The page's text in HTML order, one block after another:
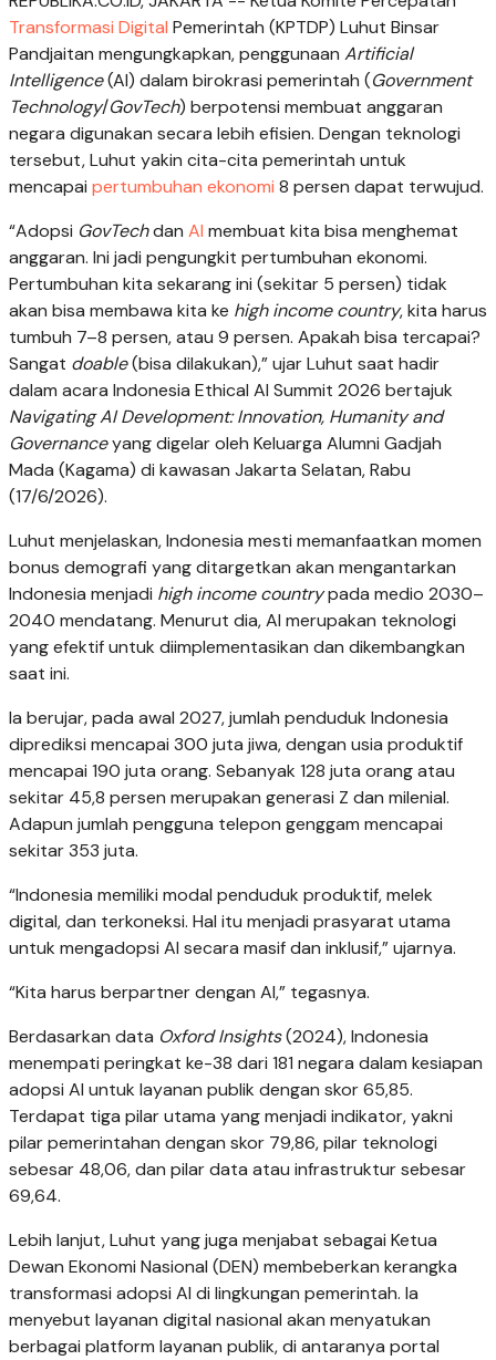
Transformasi Digital Pemerintah (KPTDP) Luhut Binsar
Pandjaitan mengungkapkan, penggunaan Artificial
Intelligence(AI) dalam birokrasi pemerintah (Government
Technology/GovTech) berpotensi membuat anggaran
negara digunakan secara lebih efisien. Dengan teknologi
tersebut, Luhut yakin cita-cita pemerintah untuk
mencapai pertumbuhan ekonomi 8 persen dapat terwujud.
“Adopsi GovTechdan AI membuat kita bisa menghemat
anggaran. Ini jadi pengungkit pertumbuhan ekonomi.
Pertumbuhan kita sekarang ini (sekitar 5 persen) tidak
akan bisa membawa kita ke high income country, kita harus
tumbuh 7–8 persen, atau 9 persen. Apakah bisa tercapai?
Sangat doable(bisa dilakukan),” ujar Luhut saat hadir
dalam acara Indonesia Ethical AI Summit 2026 bertajuk
Navigating AI Development: Innovation, Humanity and
Governanceyang digelar oleh Keluarga Alumni Gadjah
Mada (Kagama) di kawasan Jakarta Selatan, Rabu
(17/6/2026).
Luhut menjelaskan, Indonesia mesti memanfaatkan momen
bonus demografi yang ditargetkan akan mengantarkan
Indonesia menjadi high income countrypada medio 2030–
2040 mendatang. Menurut dia, AI merupakan teknologi
yang efektif untuk diimplementasikan dan dikembangkan
saat ini.
Ia berujar, pada awal 2027, jumlah penduduk Indonesia
diprediksi mencapai 300 juta jiwa, dengan usia produktif
mencapai 190 juta orang. Sebanyak 128 juta orang atau
sekitar 45,8 persen merupakan generasi Z dan milenial.
Adapun jumlah pengguna telepon genggam mencapai
sekitar 353 juta.
“Indonesia memiliki modal penduduk produktif, melek
digital, dan terkoneksi. Hal itu menjadi prasyarat utama
untuk mengadopsi AI secara masif dan inklusif,” ujarnya.
“Kita harus berpartner dengan AI,” tegasnya.
Berdasarkan data Oxford Insights(2024), Indonesia
menempati peringkat ke-38 dari 181 negara dalam kesiapan
adopsi AI untuk layanan publik dengan skor 65,85.
Terdapat tiga pilar utama yang menjadi indikator, yakni
pilar pemerintahan dengan skor 79,86, pilar teknologi
sebesar 48,06, dan pilar data atau infrastruktur sebesar
69,64.
Lebih lanjut, Luhut yang juga menjabat sebagai Ketua
Dewan Ekonomi Nasional (DEN) membeberkan kerangka
transformasi adopsi AI di lingkungan pemerintah. Ia
menyebut layanan digital nasional akan menyatukan
berbagai platform layanan publik, di antaranya portal